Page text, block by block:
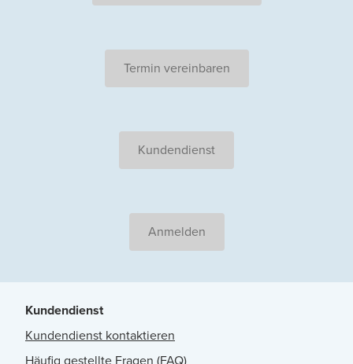
Termin vereinbaren
Kundendienst
Anmelden
Kundendienst
Kundendienst kontaktieren
Häufig gestellte Fragen (FAQ)